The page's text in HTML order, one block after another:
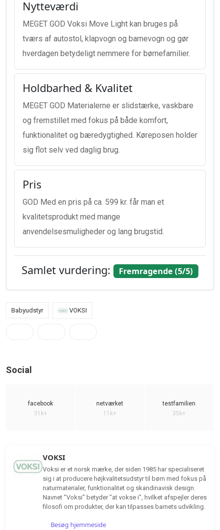
Nytteværdi
MEGET GOD Voksi Move Light kan bruges på
tværs af autostol, klapvogn og barnevogn og gør
hverdagen betydeligt nemmere for børnefamilier.
Holdbarhed & Kvalitet
MEGET GOD Materialerne er slidstærke, vaskbare
og fremstillet med fokus på både komfort,
funktionalitet og bæredygtighed. Køreposen holder
sig flot selv ved daglig brug.
Pris
GOD Med en pris på ca. 599 kr. får man et
kvalitetsprodukt med mange
anvendelsesmuligheder og lang brugstid.
Samlet vurdering: Fremragende (5/5)
Babyudstyr VOKSI
Social
facebook
31k+
netværket
11k+
testfamilien
35k+
VOKSI
Voksi er et norsk mærke, der siden 1985 har specialiseret
sig i at producere højkvalitetsudstyr til børn med fokus på
naturmaterialer, funktionalitet og skandinavisk design.
Navnet "Voksi" betyder "at vokse i", hvilket afspejler deres
filosofi om produkter, der kan tilpasses barnets udvikling.
Besøg hjemmeside